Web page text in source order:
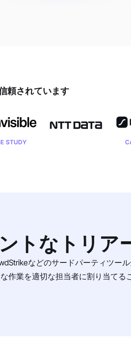
頼されています
CASE
トなトリア
などのサードパーティツー
作業を適切な担当者に割り当てる